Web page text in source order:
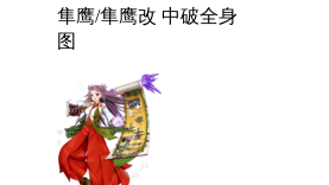
隼鹰/隼鹰改 中破全身
图